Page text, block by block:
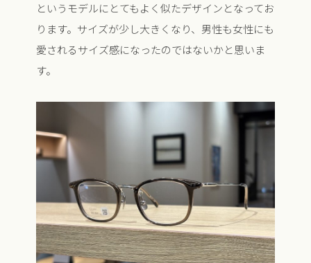
というモデルにとてもよく似たデザインとなってお
ります。サイズが少し大きくなり、男性も女性にも
愛されるサイズ感になったのではないかと思いま
す。